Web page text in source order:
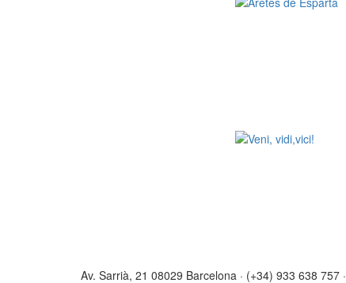
Av. Sarrià, 21 08029 Barcelona · (+34) 933 638 757 ·